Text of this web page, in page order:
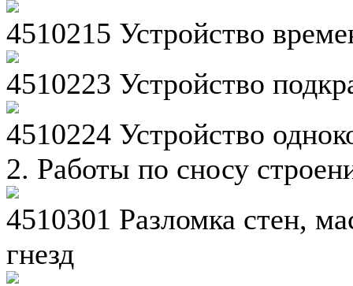
4510215 Устройство
4510223 Устройство
4510224 Устройство
2. Работы по сносу
4510301 Разломка стен,
гнезд